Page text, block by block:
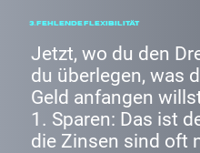
Jetzt, wo du den
du überlegen, was
Geld anfangen
3. Fehlende Flexibilität
1. Sparen: Das ist
die Zinsen sind oft